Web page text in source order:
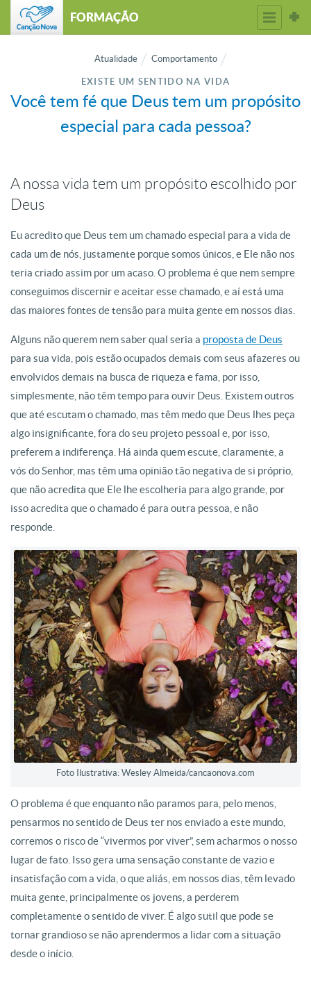
FORMAÇÃO
Atualidade Comportamento
EXISTE UM SENTIDO NA VIDA
Você tem fé que Deus tem um propósito
especial para cada pessoa?
A nossa vida tem um propósito escolhido por
Deus
Eu acredito que Deus tem um chamado especial para a vida de
cada um de nós, justamente porque somos únicos, e Ele não nos
teria criado assim por um acaso. O problema é que nem sempre
conseguimos discernir e aceitar esse chamado, e aí está uma
das maiores fontes de tensão para muita gente em nossos dias.
Alguns não querem nem saber qual seria a proposta de Deus
para sua vida, pois estão ocupados demais com seus afazeres ou
envolvidos demais na busca de riqueza e fama, por isso,
simplesmente, não têm tempo para ouvir Deus. Existem outros
que até escutam o chamado, mas têm medo que Deus lhes peça
algo insignificante, fora do seu projeto pessoal e, por isso,
preferem a indiferença. Há ainda quem escute, claramente, a
vós do Senhor, mas têm uma opinião tão negativa de si próprio,
que não acredita que Ele lhe escolheria para algo grande, por
isso acredita que o chamado é para outra pessoa, e não
responde.
Foto Ilustrativa: Wesley Almeida/cancaonova.com
O problema é que enquanto não paramos para, pelo menos,
pensarmos no sentido de Deus ter nos enviado a este mundo,
corremos o risco de “vivermos por viver”, sem acharmos o nosso
lugar de fato. Isso gera uma sensação constante de vazio e
insatisfação com a vida, o que aliás, em nossos dias, têm levado
muita gente, principalmente os jovens, a perderem
completamente o sentido de viver. É algo sutil que pode se
tornar grandioso se não aprendermos a lidar com a situação
desde o início.